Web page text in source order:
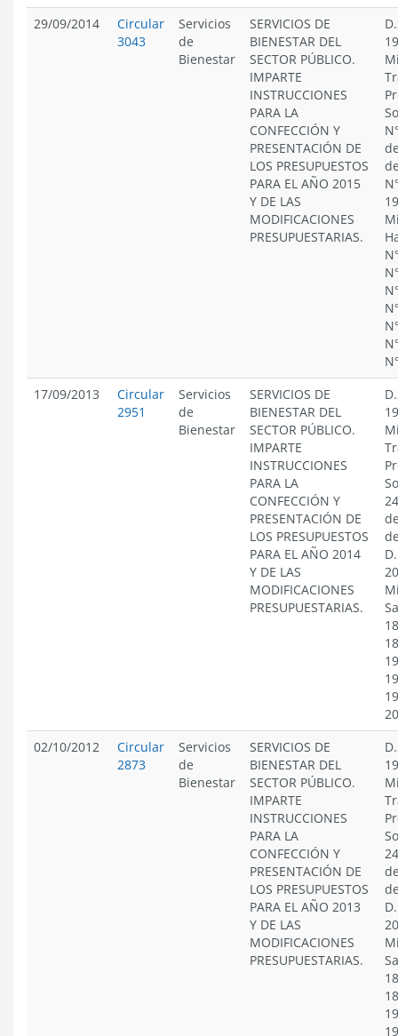
29/09/2014
Circular
3043
Servicios
de
Bienestar
SERVICIOS DE
BIENESTAR DEL
SECTOR PÚBLICO.
IMPARTE
INSTRUCCIONES
PARA LA
CONFECCIÓN Y
PRESENTACIÓN DE
LOS PRESUPUESTOS
PARA EL AÑO 2015
Y DE LAS
MODIFICACIONES
PRESUPUESTARIAS.
17/09/2013
Circular
2951
Servicios
de
Bienestar
SERVICIOS DE
BIENESTAR DEL
SECTOR PÚBLICO.
IMPARTE
INSTRUCCIONES
PARA LA
CONFECCIÓN Y
PRESENTACIÓN DE
LOS PRESUPUESTOS
PARA EL AÑO 2014
Y DE LAS
MODIFICACIONES
PRESUPUESTARIAS.
02/10/2012
Circular
2873
Servicios
de
Bienestar
SERVICIOS DE
BIENESTAR DEL
SECTOR PÚBLICO.
IMPARTE
INSTRUCCIONES
PARA LA
CONFECCIÓN Y
PRESENTACIÓN DE
LOS PRESUPUESTOS
PARA EL AÑO 2013
Y DE LAS
MODIFICACIONES
PRESUPUESTARIAS.